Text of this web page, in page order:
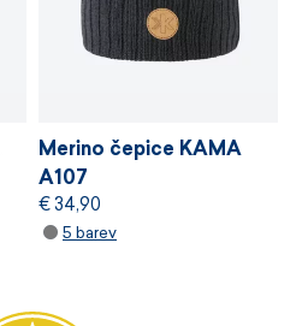
Merino čepice KAMA
A107
€ 34,90
5 barev